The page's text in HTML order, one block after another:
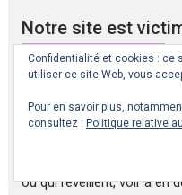
Notre site est
Ce site est victime du «
moteurs de recherche et
des algorithmes. C’est
et qui vise à limiter
ou qui réveillent, voir à en
Confidentialité et cookies : ce
utiliser ce site Web, vous
Pour en savoir plus,
consultez : Politique relative